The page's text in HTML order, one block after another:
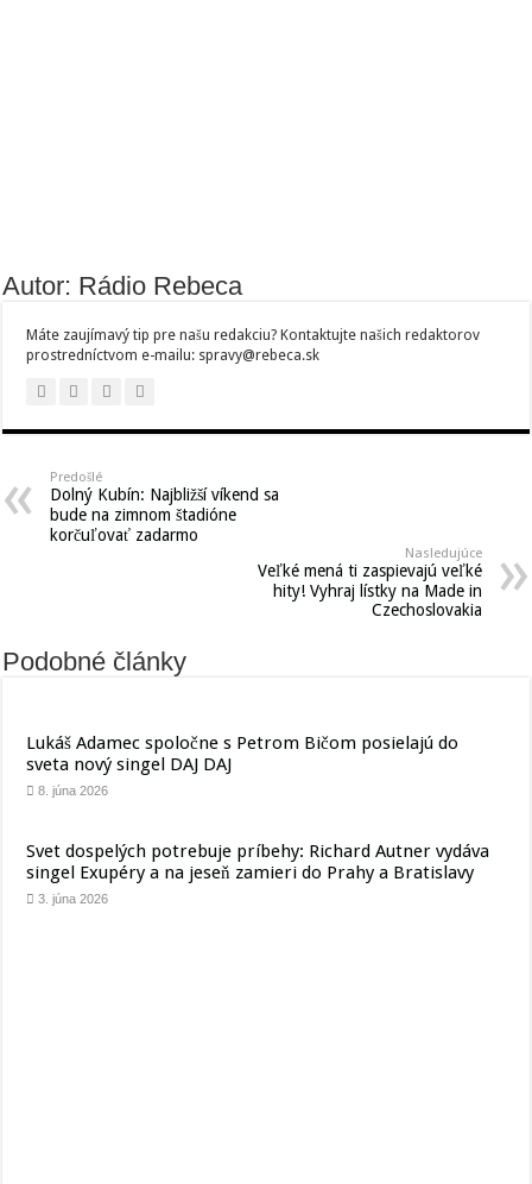
Autor: Rádio Rebeca
Máte zaujímavý tip pre našu redakciu? Kontaktujte našich redaktorov
prostredníctvom e-mailu: spravy@rebeca.sk
Predošlé
Dolný Kubín: Najbližší víkend sa
bude na zimnom štadióne
korčuľovať zadarmo
Nasledujúce
Veľké mená ti zaspievajú veľké
hity! Vyhraj lístky na Made in
Czechoslovakia
Podobné články
Lukáš Adamec spoločne s Petrom Bičom posielajú do
sveta nový singel DAJ DAJ
8. júna 2026
Svet dospelých potrebuje príbehy: Richard Autner vydáva
singel Exupéry a na jeseň zamieri do Prahy a Bratislavy
3. júna 2026